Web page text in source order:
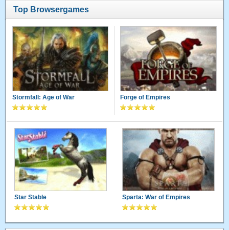
Top Browsergames
Stormfall: Age of War Forge of Empires
Star Stable Sparta: War of Empires